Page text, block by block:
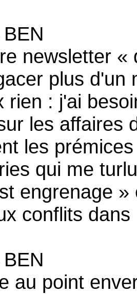
newsletter «
plus d'un
rien : j'ai
les affaires
les
qui me
engrenage
conflits
au point